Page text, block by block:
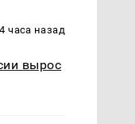
4 часа назад
вырос